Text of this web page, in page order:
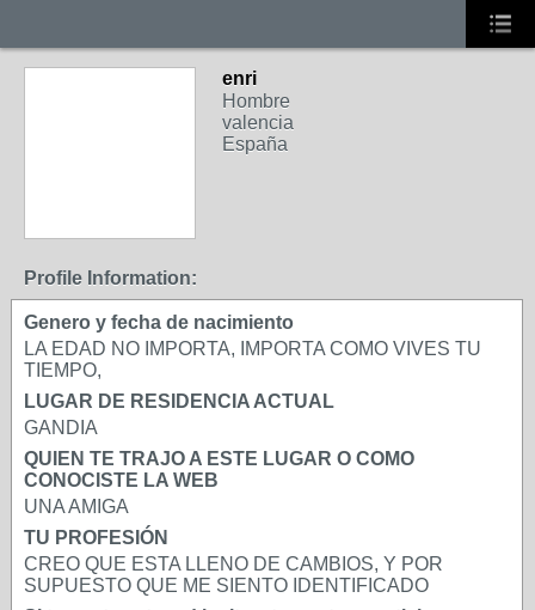
enri
Hombre
valencia
España
Profile Information:
Genero y fecha de nacimiento
LA EDAD NO IMPORTA, IMPORTA COMO VIVES TU
TIEMPO,
LUGAR DE RESIDENCIA ACTUAL
GANDIA
QUIEN TE TRAJO A ESTE LUGAR O COMO
CONOCISTE LA WEB
UNA AMIGA
TU PROFESIÓN
CREO QUE ESTA LLENO DE CAMBIOS, Y POR
SUPUESTO QUE ME SIENTO IDENTIFICADO